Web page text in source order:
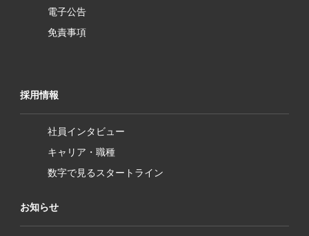
電子公告
免責事項
採用情報
社員インタビュー
キャリア・職種
数字で見るスタートライン
お知らせ